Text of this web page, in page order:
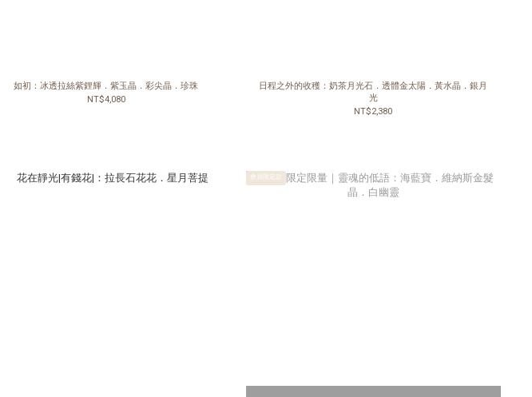
如初：冰透拉絲紫鋰輝．紫玉晶．彩尖晶．珍珠
NT$4,080
日程之外的收穫：奶茶月光石．透體金太陽．黃水晶．銀月
光
NT$2,380
會員限定款